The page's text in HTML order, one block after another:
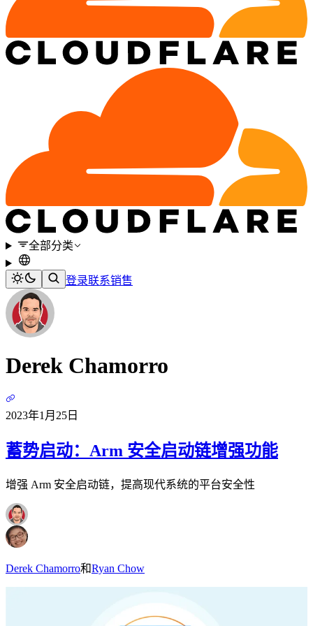
全部分类
登录联系销售
Derek Chamorro
2023年1月25日
蓄势启动：Arm 安全启动链增强功能
增强 Arm 安全启动链，提高现代系统的平台安全性
Derek Chamorro和Ryan Chow